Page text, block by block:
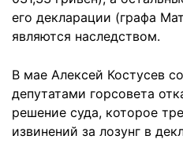
его декларации (графа
являются наследством.
В мае Алексей Костусев
депутатами горсовета
решение суда, которое
извинений за лозунг в